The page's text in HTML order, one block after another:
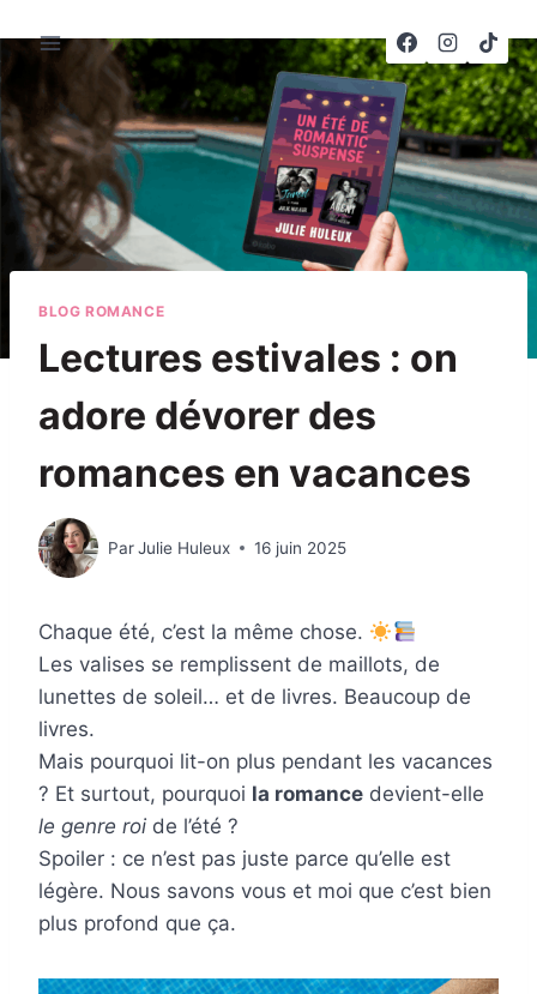
contenu
BLOG ROMANCE
Lectures estivales : on
adore dévorer des
romances en vacances
ParJulie Huleux 16 juin 2025
Chaque été, c’est la même chose.
Les valises se remplissent de maillots, de
lunettes de soleil… et de livres. Beaucoup de
livres.
Mais pourquoi lit-on plus pendant les vacances
? Et surtout, pourquoi la romance devient-elle
le genre roi de l’été ?
Spoiler : ce n’est pas juste parce qu’elle est
légère. Nous savons vous et moi que c’est bien
plus profond que ça.